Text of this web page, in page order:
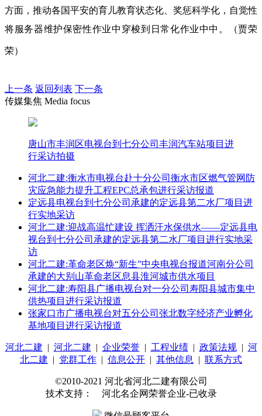
方面，推动各国平安的育儿教育状态化、奖惩科学化，自觉性
将服务器维护保密性作业中穿梭到日常化作业中中。（贾荣
荣）
上一条 返回列表 下一条
传媒集焦 Media focus
唐山市丰润区电视台到七分公司丰润汽车站项目进
行采访拍摄
河北二建:衡水市电视台赴十分公司衡水市区燃气管网防
灾应急能力提升工程EPC总承包进行采访报道
定远县电视台到七分公司承建的定远县第二水厂项目进
行实地采访
河北二建:迎战高温忙建设 挥洒汗水保供水——定远县电
视台到七分公司承建的定远县第二水厂项目进行实地采
访
河北二建:革命老区焕“新生”中央电视台报道河南分公司
承建的大别山革命老区息县淮河城市供水项目
河北二建:寿阳县广播电视台对一分公司寿阳县城市集中
供热项目进行采访报道
张家口市广播电视台对五分公司张北数字经济产业孵化
基地项目进行采访报道
河北二建 | 河北二建 | 企业荣誉| 工程业绩| 政策法规| 河
北二建 | 党群工作 | 信息公开 | 其他信息 | 联系方式
©2010-2021 河北省河北二建有限公司
技术支持： 河北名企网荣誉企业-已收录